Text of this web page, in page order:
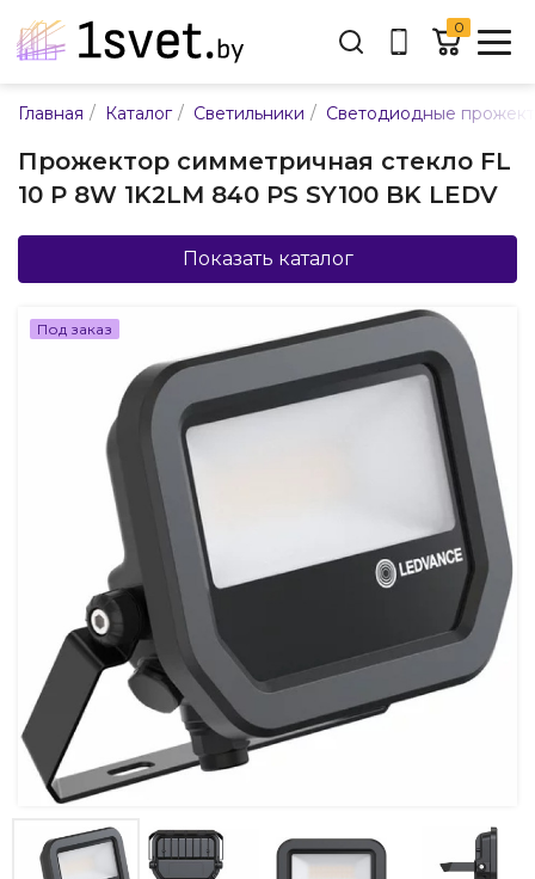
Адрес:
ул. Каменногорская, 45
Время работы:
Пн-пт с 9:00 до 17:30
E-mail:
info@mpsnab.by
Заказать звонок
0
Главная / Каталог / Светильники / Светодиодные
Прожектор симметричная стекло FL
10 P 8W 1K2LM 840 PS SY100 BK LEDV
Показать каталог
Под заказ